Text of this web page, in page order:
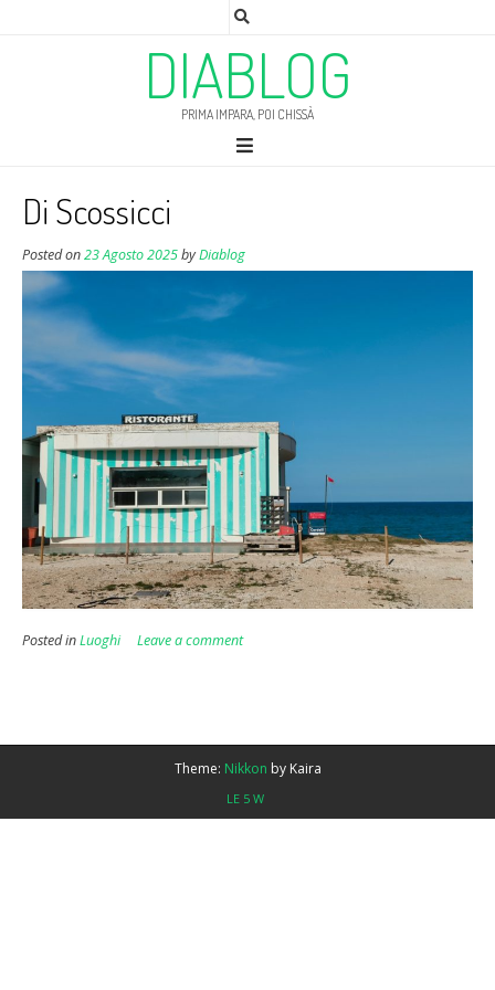
DIABLOG
PRIMA IMPARA, POI CHISSÀ
Di Scossicci
Posted on23 Agosto 2025byDiablog
Posted inLuoghi Leave a comment
Theme: Nikkon by Kaira
LE 5 W